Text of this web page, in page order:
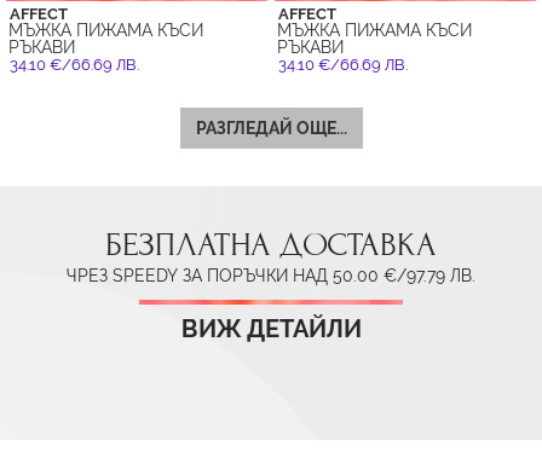
AFFECT
МЪЖКА ПИЖАМА КЪСИ
РЪКАВИ
34.10 €/66.69 ЛВ.
AFFECT
МЪЖКА ПИЖАМА КЪСИ
РЪКАВИ
34.10 €/66.69 ЛВ.
РАЗГЛЕДАЙ ОЩЕ...
БЕЗПЛАТНА ДОСТАВКА
ЧРЕЗ SPEEDY ЗА ПОРЪЧКИ НАД 50.00 €/97.79 ЛВ.
ВИЖ ДЕТАЙЛИ